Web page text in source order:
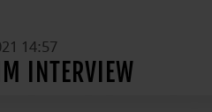
14:57
INTERVIEW